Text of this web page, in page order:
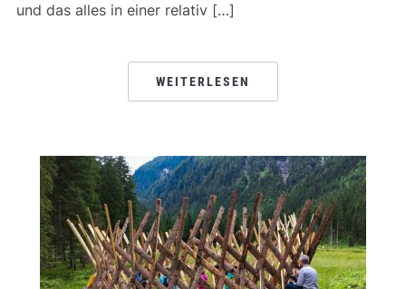
und das alles in einer relativ […]
WEITERLESEN